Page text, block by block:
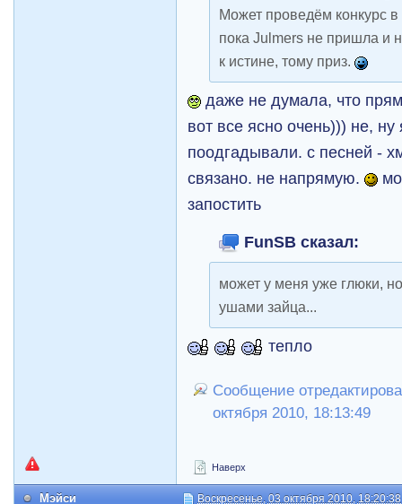
Может проведём конкурс
пока Julmers не пришла и
к истине, тому приз.
даже не думала, что
вот все ясно очень))) не,
поодгадывали. с песней -
связано. не напрямую.
запостить
FunSB сказал:
может у меня уже глюки,
ушами зайца...
тепло
Сообщение
октября 2010, 18:13:49
Наверх
Мэйси Воскресенье, 03 октября 2010, 18:20:38